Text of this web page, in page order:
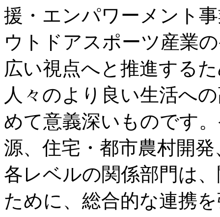
援・エンパワーメント
ウトドアスポーツ産業
広い視点へと推進する
人々のより良い生活へ
めて意義深いものです
源、住宅・都市農村開
各レベルの関係部門は
ために、総合的な連携